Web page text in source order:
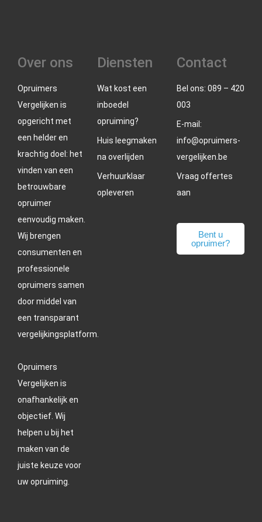
Over ons
Opruimers
Vergelijken is
opgericht met
een helder en
krachtig doel: het
vinden van een
betrouwbare
opruimer
eenvoudig maken.
Wij brengen
consumenten en
professionele
opruimers samen
door middel van
een transparant
vergelijkingsplatform.
Opruimers
Vergelijken is
onafhankelijk en
objectief. Wij
helpen u bij het
maken van de
juiste keuze voor
uw opruiming.
Diensten
Wat kost een
inboedel
opruiming?
Huis leegmaken
na overlijden
Verhuurklaar
opleveren
Contact
Bel ons: 089 – 420
003
E-mail:
info@opruimers-
vergelijken.be
Vraag offertes
aan
Bent u
opruimer?